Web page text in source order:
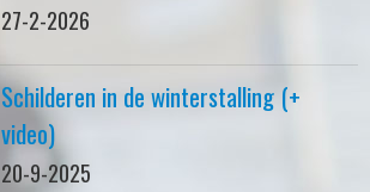
27-2-2026
Schilderen in de winterstalling (+
video)
20-9-2025